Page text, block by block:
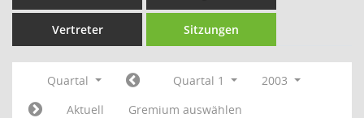
Vertreter Sitzungen
Quartal Quartal 1
2003
Aktuell
Gremium auswählen